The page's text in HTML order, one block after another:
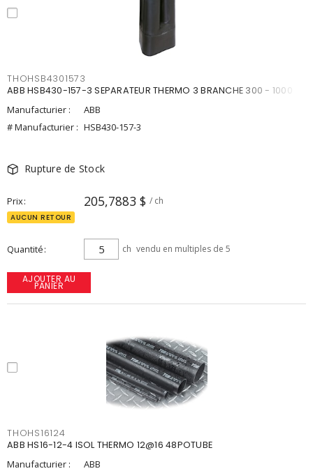
THOHSB4301573
ABB HSB430-157-3 SEPARATEUR THERMO 3 BRANCHE 300 - 1000
Manufacturier :
ABB
# Manufacturier : HSB430-157-3
Rupture de Stock
Prix 205,7883 $ / ch
AUCUN RETOUR
Quantité ch vendu en multiples de 5
AJOUTER AU
PANIER
THOHS16124
ABB HS16-12-4 ISOL THERMO 12@16 48POTUBE
Manufacturier :
ABB